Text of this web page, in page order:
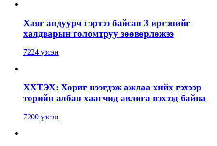
Хаяг андуурч гэртээ байсан 3 иргэнийг
халдварын голомтруу зөөвөрлөжээ
7224 үзсэн
ХХТЭХ: Хориг нээгдэж ажлаа хийх гэхээр
төрийн албан хаагчид авлига нэхээд байна
7200 үзсэн